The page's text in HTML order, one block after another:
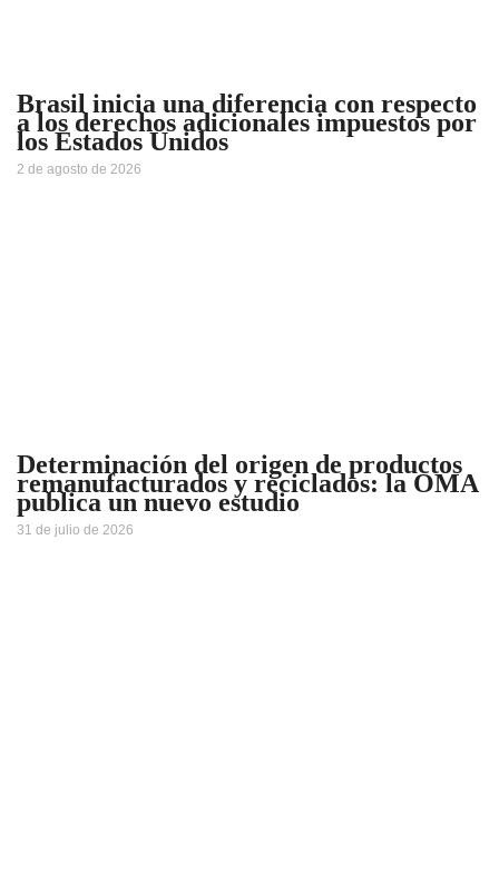
Brasil inicia una diferencia con respecto
a los derechos adicionales impuestos por
los Estados Unidos
2 de agosto de 2026
Determinación del origen de productos
remanufacturados y reciclados: la OMA
publica un nuevo estudio
31 de julio de 2026